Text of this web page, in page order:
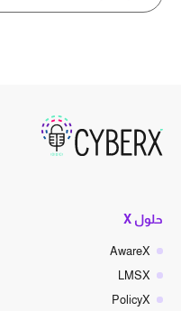
حلول X
AwareX
LMSX
PolicyX